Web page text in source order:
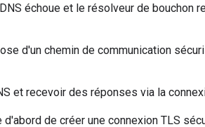
échoue et le résolveur de bouchon
d'un chemin de communication
et recevoir des réponses via la
de créer une connexion TLS